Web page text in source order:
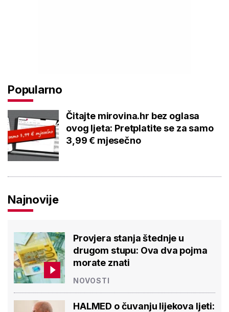
Popularno
Čitajte mirovina.hr bez oglasa
ovog ljeta: Pretplatite se za samo
3,99 € mjesečno
Najnovije
Provjera stanja štednje u
drugom stupu: Ova dva pojma
morate znati
NOVOSTI
HALMED o čuvanju lijekova ljeti: